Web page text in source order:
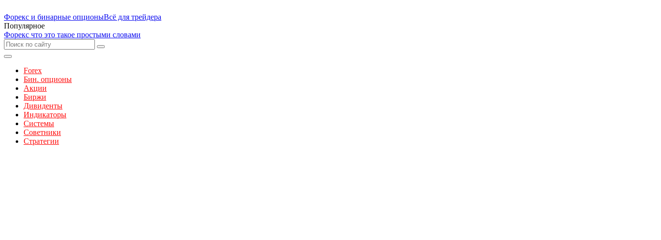
Форекс и бинарные опционыВсё для трейдера
Популярное
Форекс что это такое простыми словами
Forex
Бин. опционы
Акции
Биржи
Дивиденты
Индикаторы
Системы
Советники
Стратегии